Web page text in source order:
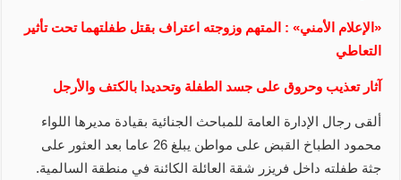
«الإعلام الأمني» : المتهم وزوجته اعتراف بقتل طفلتهما تحت تأثير
التعاطي
آثار تعذيب وحروق على جسد الطفلة وتحديدا بالكتف والأرجل
ألقى رجال الإدارة العامة للمباحث الجنائية بقيادة مديرها اللواء
محمود الطباخ القبض على مواطن يبلغ 26 عاما بعد العثور على
جثة طفلته داخل فريزر شقة العائلة الكائنة في منطقة السالمية.